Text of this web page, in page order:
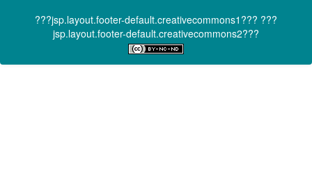
???jsp.layout.footer-default.creativecommons1??? ???
jsp.layout.footer-default.creativecommons2???